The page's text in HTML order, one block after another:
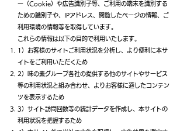
ー（Cookie）や広告識別子等、ご利用の端末を識別する
ための識別子や、IPアドレス、閲覧したページの情報、ご
利用環境の情報等を取得しています。
これらの情報は以下の目的で利用いたします。
1）お客様のサイトご利用状況を分析し、より便利に本サ
イトをご利用いただくため
2）味の素グループ各社の提供する他のサイトやサービス
等の利用状況と組み合わせ、よりお客様に適したコンテン
ツを表示するため
3）サイト訪問回数等の統計データを作成し、本サイトの
利用状況を把握するため